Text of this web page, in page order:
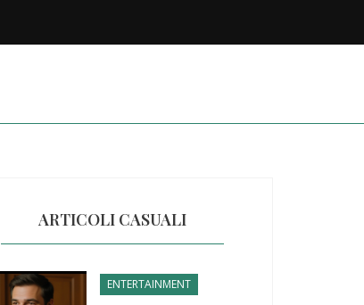
ARTICOLI CASUALI
ENTERTAINMENT